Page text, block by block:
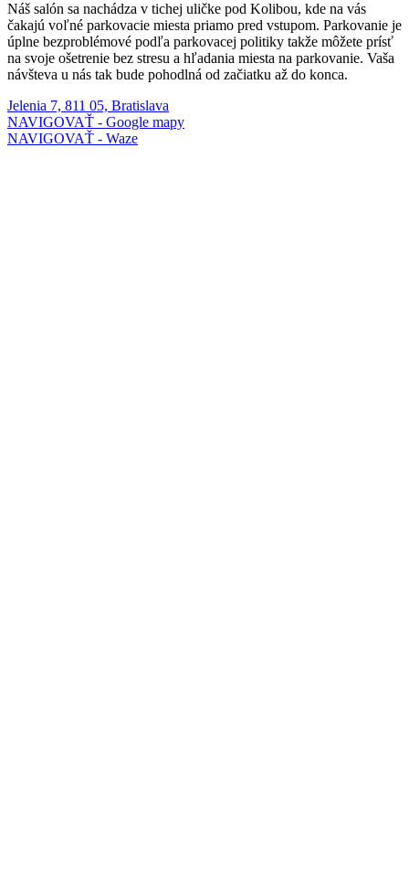
Náš salón sa nachádza v tichej uličke pod Kolibou, kde na vás
čakajú voľné parkovacie miesta priamo pred vstupom. Parkovanie je
úplne bezproblémové podľa parkovacej politiky takže môžete prísť
na svoje ošetrenie bez stresu a hľadania miesta na parkovanie. Vaša
návšteva u nás tak bude pohodlná od začiatku až do konca.
Jelenia 7, 811 05, Bratislava
NAVIGOVAŤ - Google mapy
NAVIGOVAŤ - Waze